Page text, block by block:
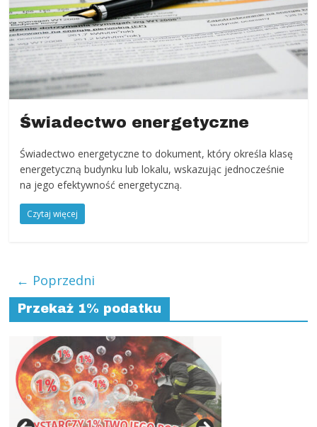
Świadectwo energetyczne
Świadectwo energetyczne to dokument, który określa klasę
energetyczną budynku lub lokalu, wskazując jednocześnie
na jego efektywność energetyczną.
Czytaj więcej
← Poprzedni
Przekaż 1% podatku